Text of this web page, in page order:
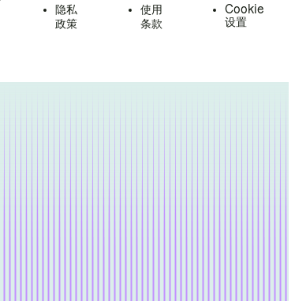
隐私
政策
使用
条款
Cookie
设置